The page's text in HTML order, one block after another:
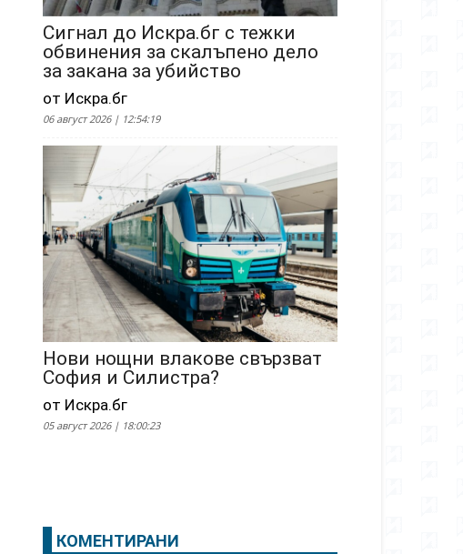
Сигнал до Искра.бг с тежки
обвинения за скалъпено дело
за закана за убийство
от Искра.бг
06 август 2026 | 12:54:19
Нови нощни влакове свързват
София и Силистра?
от Искра.бг
05 август 2026 | 18:00:23
КОМЕНТИРАНИ